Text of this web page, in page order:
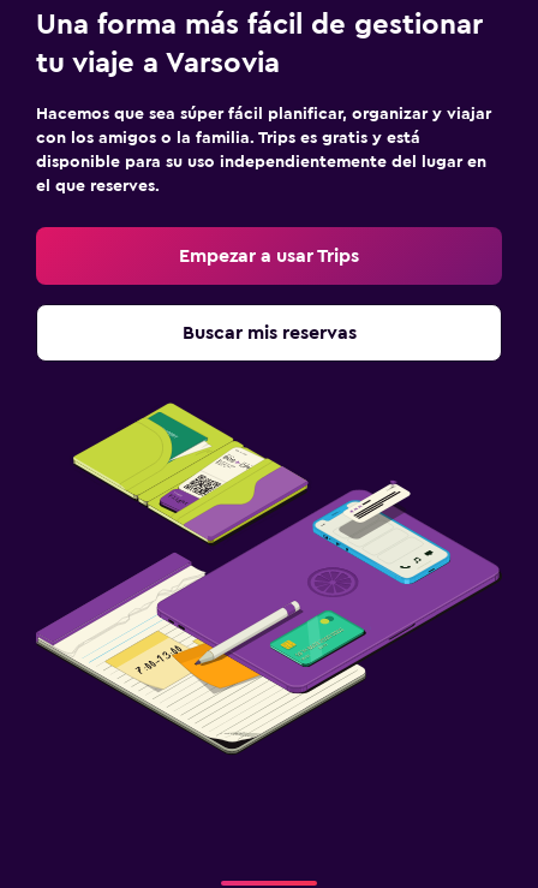
Una forma más fácil de gestionar
tu viaje a Varsovia
Hacemos que sea súper fácil planificar, organizar y viajar
con los amigos o la familia. Trips es gratis y está
disponible para su uso independientemente del lugar en
el que reserves.
Empezar a usar Trips
Buscar mis reservas